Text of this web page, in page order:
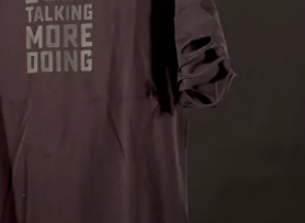
ЗА НАС
КОНТАКТИ